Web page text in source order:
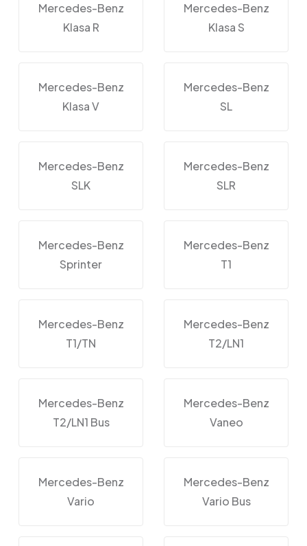
Mercedes-Benz
Klasa R
Mercedes-Benz
Klasa S
Mercedes-Benz
Klasa V
Mercedes-Benz
SL
Mercedes-Benz
SLK
Mercedes-Benz
SLR
Mercedes-Benz
Sprinter
Mercedes-Benz
T1
Mercedes-Benz
T1/TN
Mercedes-Benz
T2/LN1
Mercedes-Benz
T2/LN1 Bus
Mercedes-Benz
Vaneo
Mercedes-Benz
Vario
Mercedes-Benz
Vario Bus